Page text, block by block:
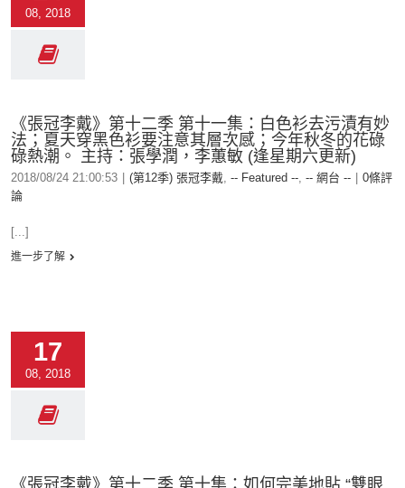
08, 2018
《張冠李戴》第十二季 第十一集：白色衫去污漬有妙
法；夏天穿黑色衫要注意其層次感；今年秋冬的花碌
碌熱潮。 主持：張學潤，李蕙敏 (逢星期六更新)
2018/08/24 21:00:53 (第12季) 張冠李戴, -- Featured --, -- 網台 --
0條評
論
[...]
進一步了解
17
08, 2018
《張冠李戴》第十二季 第十集：如何完美地貼 “雙眼